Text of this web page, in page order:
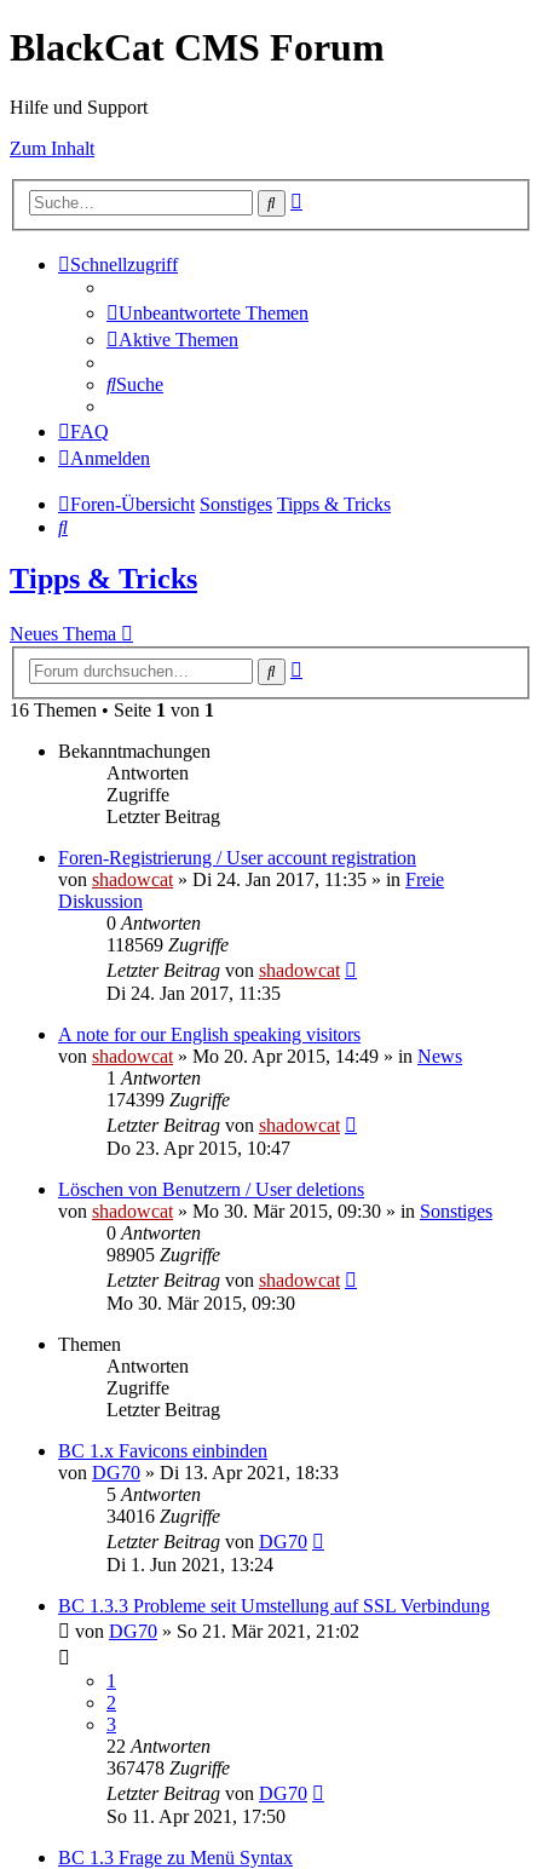
BlackCat CMS Forum
Hilfe und Support
Zum Inhalt
Suche
Schnellzugriff
Unbeantwortete Themen
Aktive Themen
Suche
FAQ
Anmelden
Foren-Übersicht Sonstiges Tipps & Tricks
Suche
Tipps & Tricks
Neues Thema
Suche
16 Themen • Seite 1 von 1
Bekanntmachungen
Antworten
Zugriffe
Letzter Beitrag
Foren-Registrierung / User account registration
von shadowcat » Di 24. Jan 2017, 11:35 » in Freie
Diskussion
0 Antworten
118569 Zugriffe
Letzter Beitrag von shadowcat
Di 24. Jan 2017, 11:35
A note for our English speaking visitors
von shadowcat » Mo 20. Apr 2015, 14:49 » in News
1 Antworten
174399 Zugriffe
Letzter Beitrag von shadowcat
Do 23. Apr 2015, 10:47
Löschen von Benutzern / User deletions
von shadowcat » Mo 30. Mär 2015, 09:30 » in Sonstiges
0 Antworten
98905 Zugriffe
Letzter Beitrag von shadowcat
Mo 30. Mär 2015, 09:30
Themen
Antworten
Zugriffe
Letzter Beitrag
BC 1.x Favicons einbinden
von DG70 » Di 13. Apr 2021, 18:33
5 Antworten
34016 Zugriffe
Letzter Beitrag von DG70
Di 1. Jun 2021, 13:24
BC 1.3.3 Probleme seit Umstellung auf SSL Verbindung
von DG70 » So 21. Mär 2021, 21:02
1
2
3
22 Antworten
367478 Zugriffe
Letzter Beitrag von DG70
So 11. Apr 2021, 17:50
BC 1.3 Frage zu Menü Syntax